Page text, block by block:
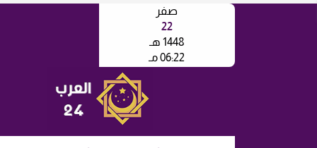
صفر
22
1448 هـ
06:22 مـ